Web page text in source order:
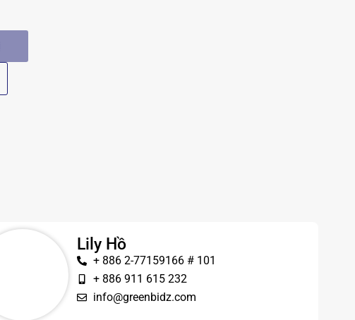
Lily Hồ
+ 886 2-77159166 # 101
+ 886 911 615 232
info@greenbidz.com